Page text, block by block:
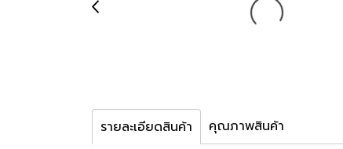
รายละเอียดสินค้า คุณภาพสินค้า